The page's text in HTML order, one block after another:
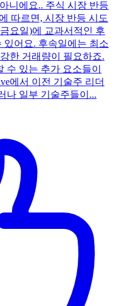
니에요.. 주식 시장 반등
따르면, 시장 반등 시도
요일)에 교과서적인 후
있어요. 후속일에는 최소
한 거래량이 필요하죠.
수 있는 추가 요소들이
에서 이전 기술주 리더
나 일부 기술주들이...